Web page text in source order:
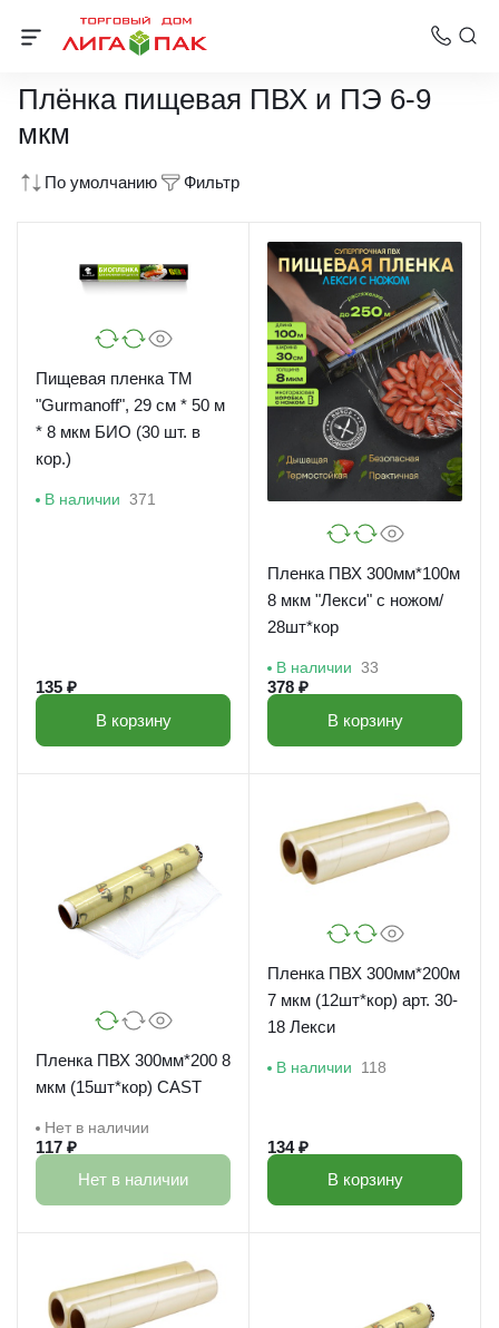
Пленки для упаковки
Плёнка пищевая ПВХ и ПЭ 6-9
мкм
По умолчанию Фильтр
Пищевая пленка TM
"Gurmanoff", 29 см * 50 м
* 8 мкм БИО (30 шт. в
кор.)
В наличии 371
135 ₽
В корзину
Пленка ПВХ 300мм*100м
8 мкм "Лекси" с ножом/
28шт*кор
В наличии 33
378 ₽
В корзину
Пленка ПВХ 300мм*200 8
мкм (15шт*кор) CAST
Нет в наличии
117 ₽
Нет в наличии
Пленка ПВХ 300мм*200м
7 мкм (12шт*кор) арт. 30-
18 Лекси
В наличии 118
134 ₽
В корзину